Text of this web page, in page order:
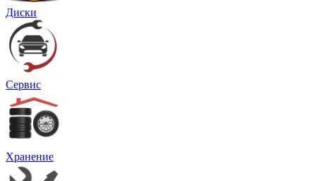
Диски
Сервис
Хранение